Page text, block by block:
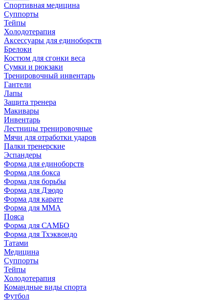
Спортивная медицина
Суппорты
Тейпы
Холодотерапия
Аксессуары для единоборств
Брелоки
Костюм для сгонки веса
Сумки и рюкзаки
Тренировочный инвентарь
Гантели
Лапы
Защита тренера
Макивары
Инвентарь
Лестницы тренировочные
Мячи для отработки ударов
Палки тренерские
Эспандеры
Форма для единоборств
Форма для бокса
Форма для борьбы
Форма для Дзюдо
Форма для карате
Форма для MMA
Пояса
Форма для САМБО
Форма для Тхэквондо
Татами
Медицина
Суппорты
Тейпы
Холодотерапия
Командные виды спорта
Футбол